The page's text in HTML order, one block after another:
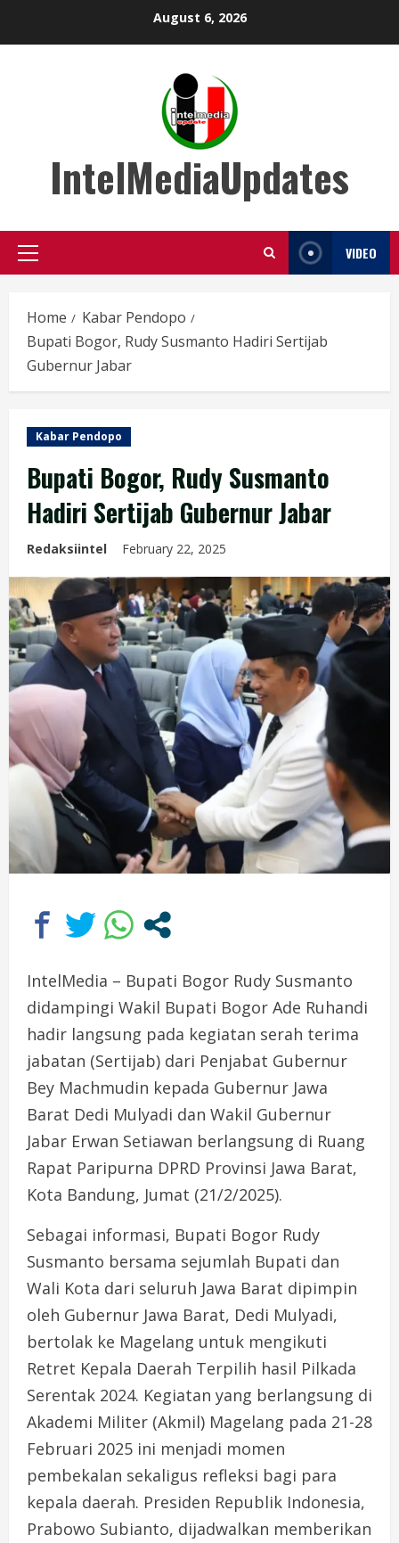
August 6, 2026
IntelMediaUpdates
Primary
VIDEO
Home
Kabar Pendopo
Bupati Bogor, Rudy Susmanto Hadiri Sertijab
Gubernur Jabar
Kabar Pendopo
Bupati Bogor, Rudy Susmanto
Hadiri Sertijab Gubernur Jabar
Redaksiintel February 22, 2025
IntelMedia – Bupati Bogor Rudy Susmanto
didampingi Wakil Bupati Bogor Ade Ruhandi
hadir langsung pada kegiatan serah terima
jabatan (Sertijab) dari Penjabat Gubernur
Bey Machmudin kepada Gubernur Jawa
Barat Dedi Mulyadi dan Wakil Gubernur
Jabar Erwan Setiawan berlangsung di Ruang
Rapat Paripurna DPRD Provinsi Jawa Barat,
Kota Bandung, Jumat (21/2/2025).
Sebagai informasi, Bupati Bogor Rudy
Susmanto bersama sejumlah Bupati dan
Wali Kota dari seluruh Jawa Barat dipimpin
oleh Gubernur Jawa Barat, Dedi Mulyadi,
bertolak ke Magelang untuk mengikuti
Retret Kepala Daerah Terpilih hasil Pilkada
Serentak 2024. Kegiatan yang berlangsung di
Akademi Militer (Akmil) Magelang pada 21-28
Februari 2025 ini menjadi momen
pembekalan sekaligus refleksi bagi para
kepala daerah. Presiden Republik Indonesia,
Prabowo Subianto, dijadwalkan memberikan